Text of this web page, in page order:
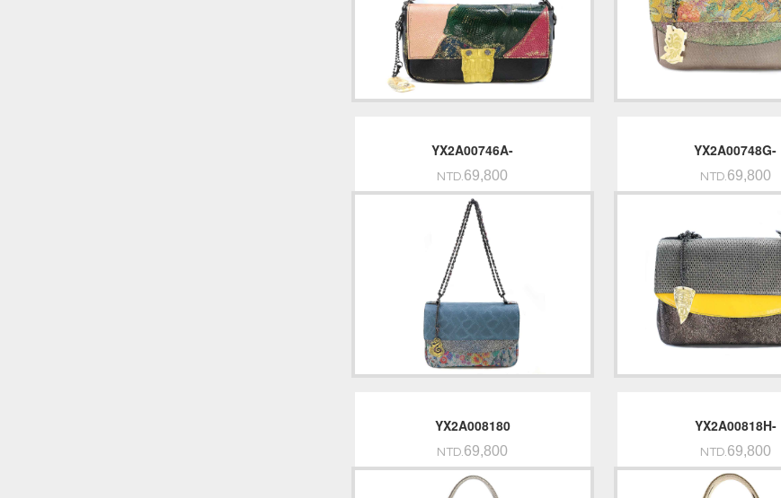
YX2A00746A-
NTD.69,800
YX2A00748G-
NTD.69,800
YX2A008180
NTD.69,800
YX2A00818H-
NTD.69,800